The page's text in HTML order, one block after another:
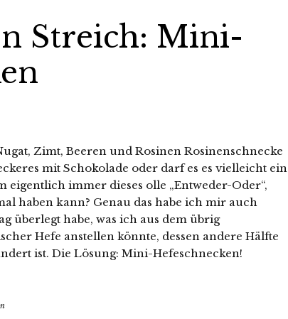
Streich: Mini-
Zimt, Beeren und Rosinen Rosinenschnecke
mit Schokolade oder darf es es vielleicht ein
eigentlich immer dieses olle „Entweder-Oder“,
haben kann? Genau das habe ich mir auch
überlegt habe, was ich aus dem übrig
Hefe anstellen könnte, dessen andere Hälfte
ist. Die Lösung: Mini-Hefeschnecken!